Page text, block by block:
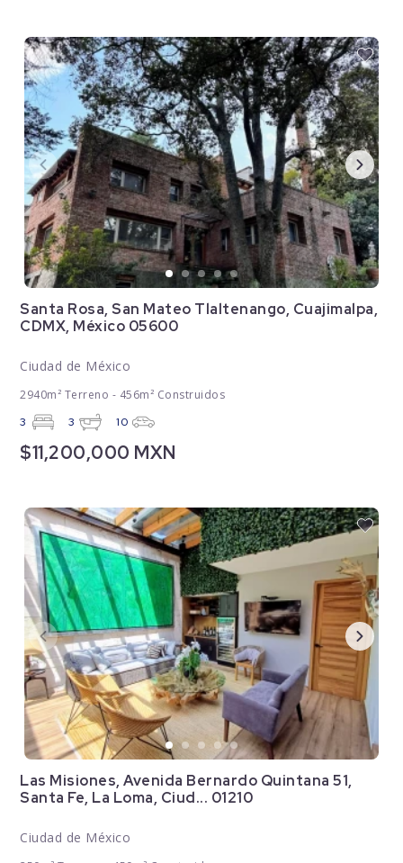
Santa Rosa, San Mateo Tlaltenango, Cuajimalpa,
CDMX, México 05600
Ciudad de México
2940m² Terreno - 456m² Construidos
3 3 10
$11,200,000 MXN
Las Misiones, Avenida Bernardo Quintana 51,
Santa Fe, La Loma, Ciud... 01210
Ciudad de México